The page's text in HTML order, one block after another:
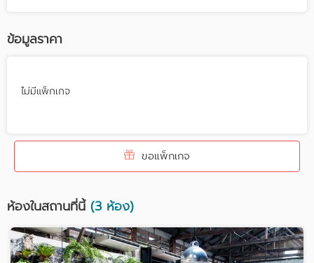
ข้อมูลราคา
ไม่มีแพ็กเกจ
ขอแพ็กเกจ
ห้องในสถานที่นี้(3 ห้อง)